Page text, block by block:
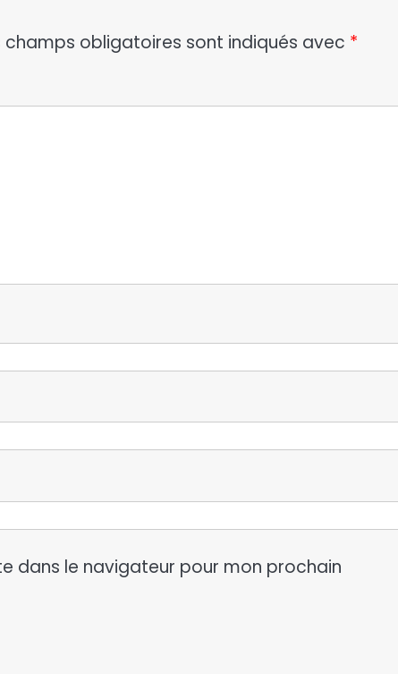
champs obligatoires sont indiqués avec *
dans le navigateur pour mon prochain